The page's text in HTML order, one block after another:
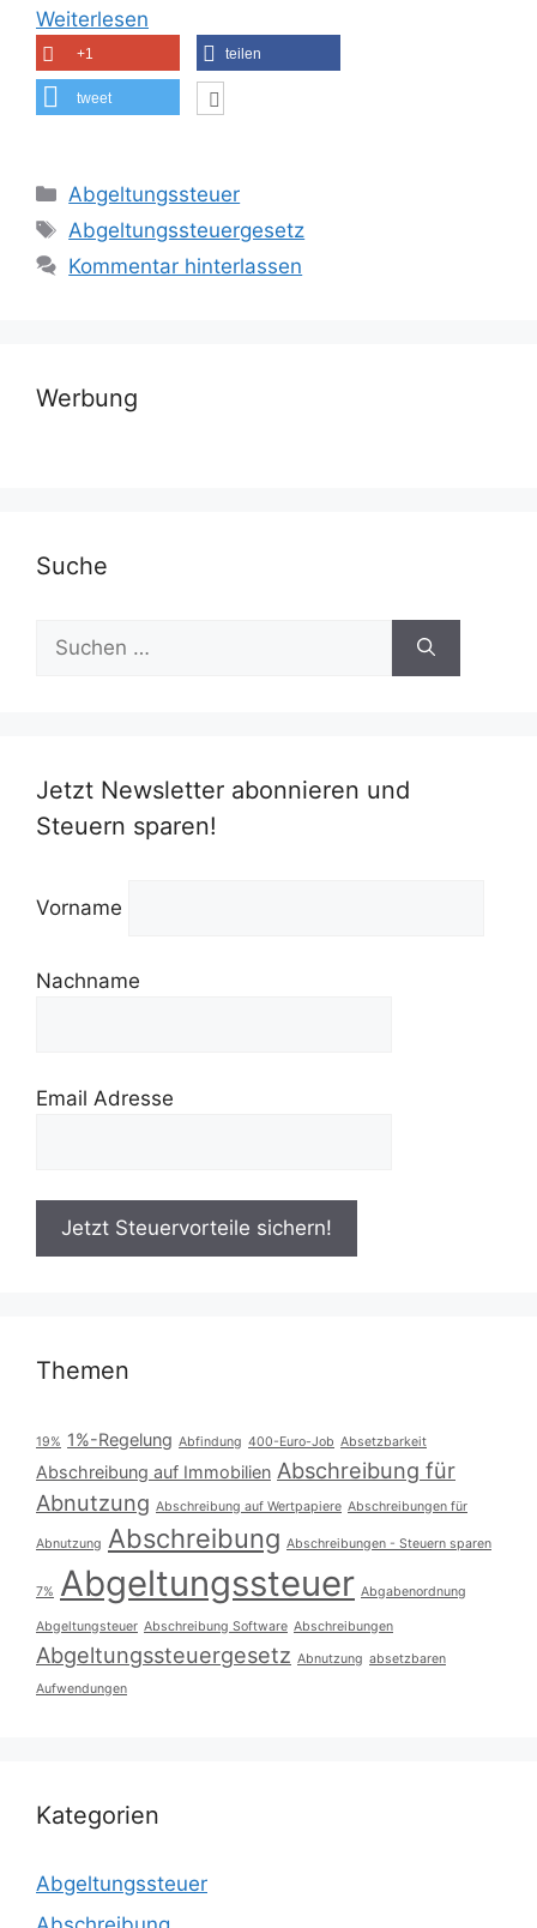
Weiterlesen
+1 teilen
tweet
Kategorien
Abgeltungssteuer
Schlagwörter
Abgeltungssteuergesetz
Kommentar hinterlassen
Werbung
Suche
nach:
Jetzt Newsletter abonnieren und
Steuern sparen!
Vorname
Nachname
Email Adresse
Themen
19% 1%-Regelung Abfindung 400-Euro-Job Absetzbarkeit
Abschreibung auf Immobilien Abschreibung für
Abnutzung Abschreibung auf Wertpapiere Abschreibungen für
Abnutzung Abschreibung Abschreibungen - Steuern sparen
7% Abgeltungssteuer Abgabenordnung
Abgeltungsteuer Abschreibung Software Abschreibungen
Abgeltungssteuergesetz Abnutzung absetzbaren
Aufwendungen
Kategorien
Abgeltungssteuer